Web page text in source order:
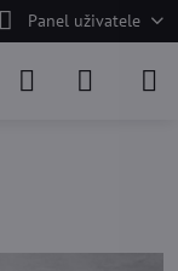
Panel uživatele